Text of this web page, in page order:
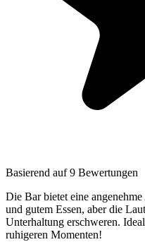
Basierend auf 9 Bewertungen
Die Bar bietet eine
und gutem Essen, aber die
Unterhaltung erschweren.
ruhigeren Momenten!